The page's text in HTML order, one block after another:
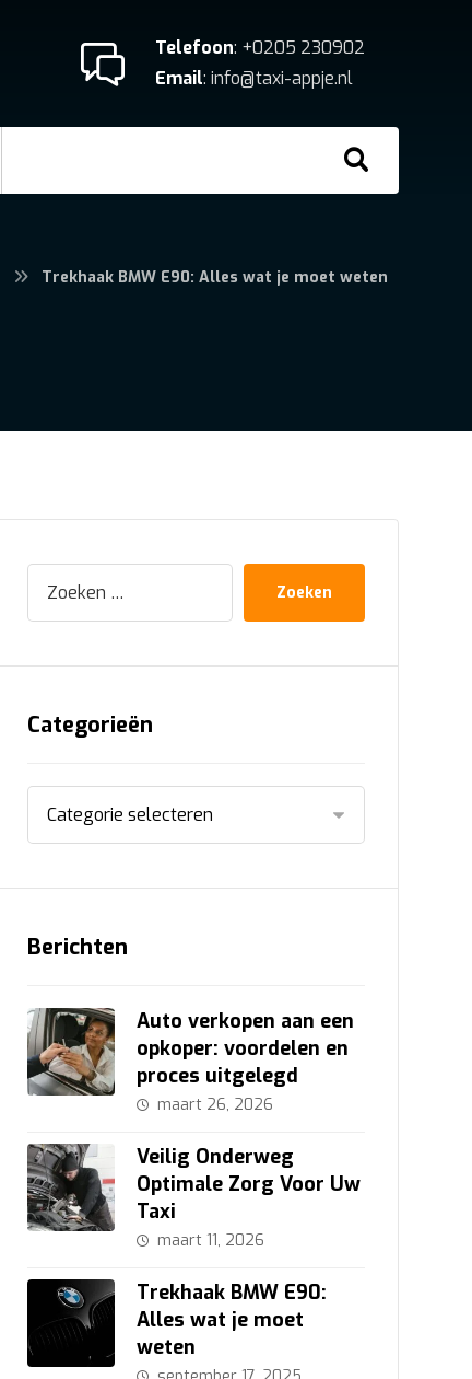
Telefoon: +0205 230902
Email: info@taxi-appje.nl
Trekhaak BMW E90: Alles wat je moet weten
Zoeken
Categorieën
Berichten
Auto verkopen aan een
opkoper: voordelen en
proces uitgelegd
maart 26, 2026
Veilig Onderweg
Optimale Zorg Voor Uw
Taxi
maart 11, 2026
Trekhaak BMW E90:
Alles wat je moet
weten